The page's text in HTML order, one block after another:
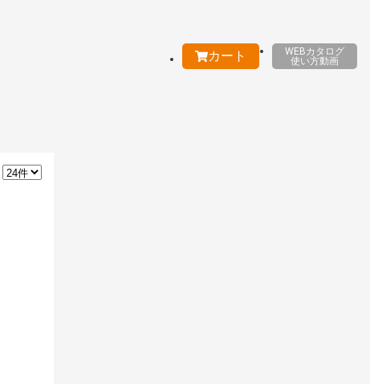
カート
WEBカタログ
使い方動画